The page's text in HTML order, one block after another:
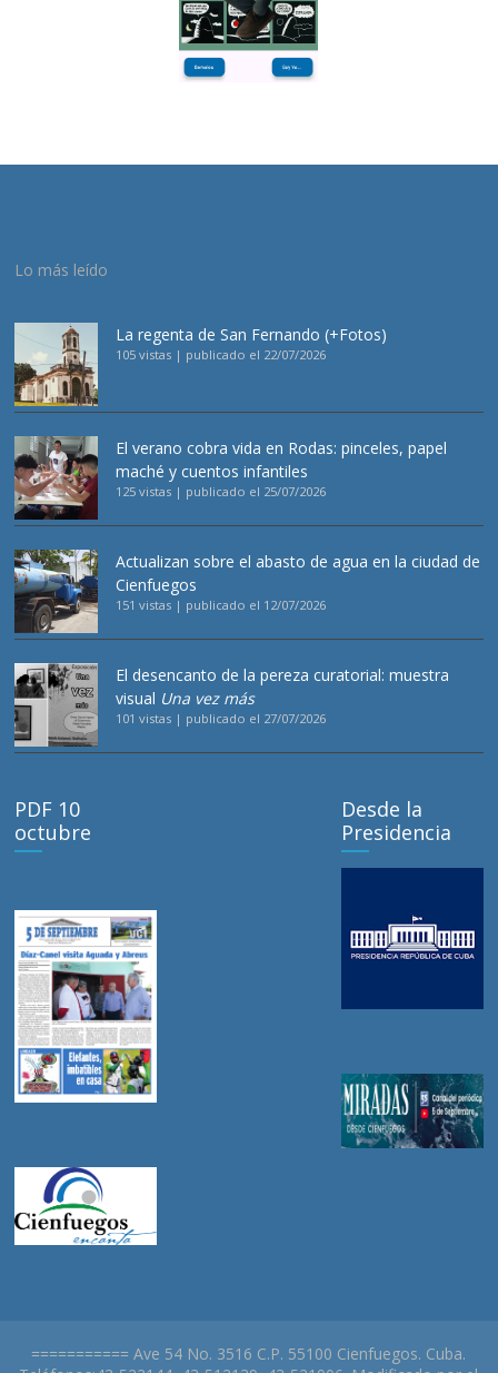
Lo más leído
La regenta de San Fernando (+Fotos)
105 vistas | publicado el 22/07/2026
El verano cobra vida en Rodas: pinceles, papel
maché y cuentos infantiles
125 vistas | publicado el 25/07/2026
Actualizan sobre el abasto de agua en la ciudad de
Cienfuegos
151 vistas | publicado el 12/07/2026
El desencanto de la pereza curatorial: muestra
visual Una vez más
101 vistas | publicado el 27/07/2026
PDF 10
octubre
Desde la
Presidencia
=========== Ave 54 No. 3516 C.P. 55100 Cienfuegos. Cuba.